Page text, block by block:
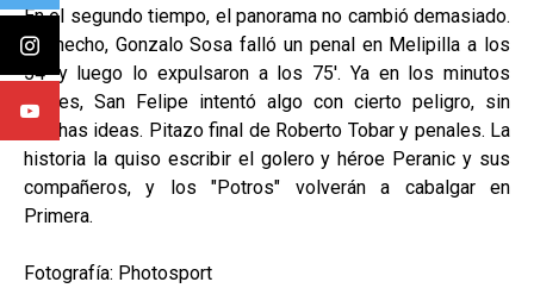
En el segundo tiempo, el panorama no cambió demasiado.
De hecho, Gonzalo Sosa falló un penal en Melipilla a los
54' y luego lo expulsaron a los 75'. Ya en los minutos
finales, San Felipe intentó algo con cierto peligro, sin
muchas ideas. Pitazo final de Roberto Tobar y penales. La
historia la quiso escribir el golero y héroe Peranic y sus
compañeros, y los "Potros" volverán a cabalgar en
Primera.
Fotografía: Photosport